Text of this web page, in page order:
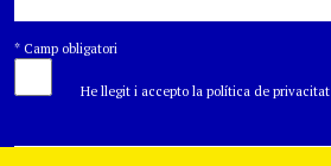
* Camp obligatori
He llegit i accepto la política de privacitat